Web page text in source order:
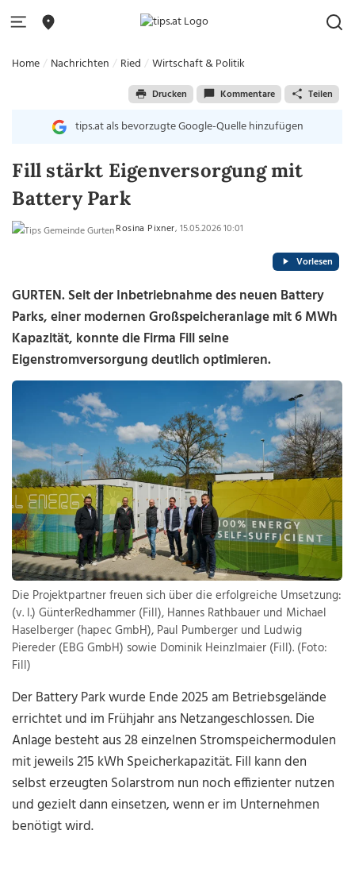
Home Nachrichten Ried Wirtschaft & Politik
Drucken Kommentare Teilen
tips.at als bevorzugte Google-Quelle hinzufügen
Fill stärkt Eigenversorgung mit
Battery Park
Rosina Pixner, 15.05.2026 10:01
Vorlesen
GURTEN. Seit der Inbetriebnahme des neuen Battery
Parks, einer modernen Großspeicheranlage mit 6 MWh
Kapazität, konnte die Firma Fill seine
Eigenstromversorgung deutlich optimieren.
Die Projektpartner freuen sich über die erfolgreiche Umsetzung:
(v. l.) GünterRedhammer (Fill), Hannes Rathbauer und Michael
Haselberger (hapec GmbH), Paul Pumberger und Ludwig
Piereder (EBG GmbH) sowie Dominik Heinzlmaier (Fill). (Foto:
Fill)
Der Battery Park wurde Ende 2025 am Betriebsgelände
errichtet und im Frühjahr ans Netzangeschlossen. Die
Anlage besteht aus 28 einzelnen Stromspeichermodulen
mit jeweils 215 kWh Speicherkapazität. Fill kann den
selbst erzeugten Solarstrom nun noch effizienter nutzen
und gezielt dann einsetzen, wenn er im Unternehmen
benötigt wird.